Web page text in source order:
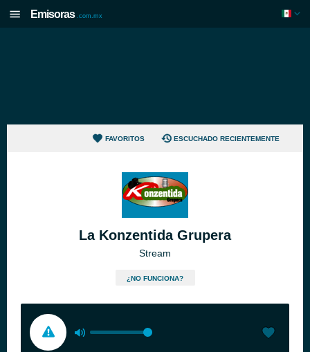
Emisoras .com.mx
FAVORITOS ESCUCHADO RECIENTEMENTE
La Konzentida Grupera
Stream
¿NO FUNCIONA?